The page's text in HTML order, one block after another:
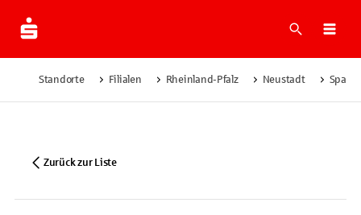
Suche
Standorte Filialen Rheinland-Pfalz Neustadt
Zurück zur Liste